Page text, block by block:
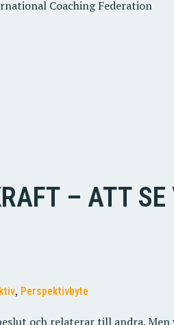
Coaching Federation
– ATT SE
, Perspektivbyte
och relaterar till andra. Men